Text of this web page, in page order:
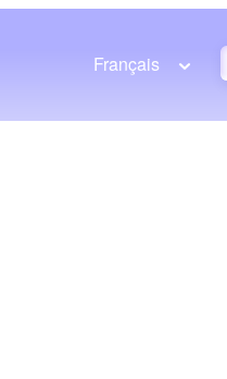
Français